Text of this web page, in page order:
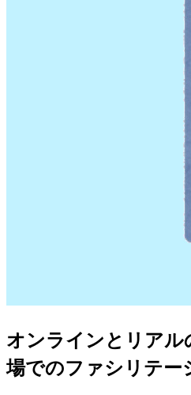
オンラインとリア
場でのファシリテー